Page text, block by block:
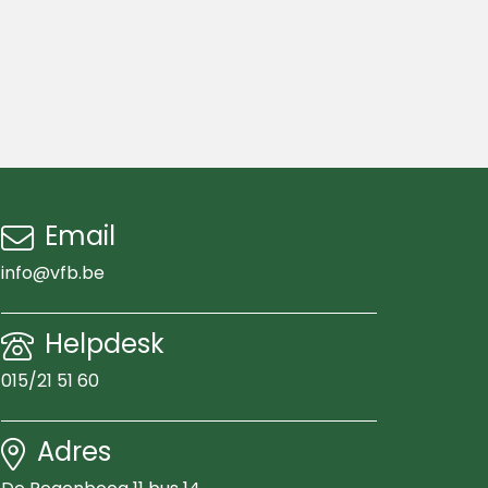
Email
info@vfb.be
Helpdesk
015/21 51 60
Adres